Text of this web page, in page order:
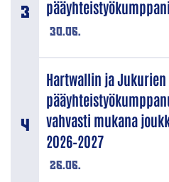
30.06.
26.06.
Hartwallin ja
vahvasti mukana
2026–2027